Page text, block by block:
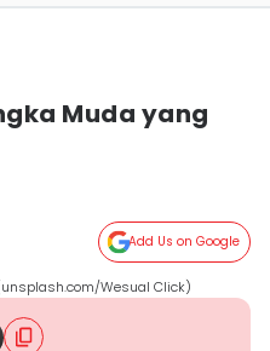
Muda yang
Add Us on Google
Wesual Click)